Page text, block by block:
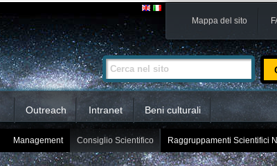
Mappa del sito
Cerca nel sito
Ricerca
avanzata…
Outreach Intranet Beni culturali
Management Consiglio Scientifico Raggruppamenti Scientifici